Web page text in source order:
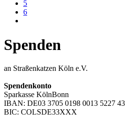
5
6
Spenden
an Straßenkatzen Köln e.V.
Spendenkonto
Sparkasse KölnBonn
IBAN: DE03 3705 0198 0013 5227 43
BIC: COLSDE33XXX